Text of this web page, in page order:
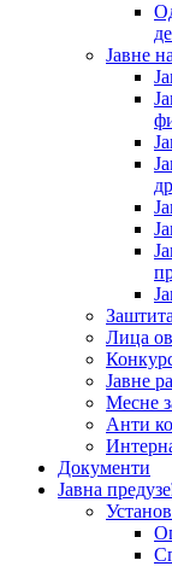
Јавне
Лица
Јавне
Месне
Анти
Документи
Јавна